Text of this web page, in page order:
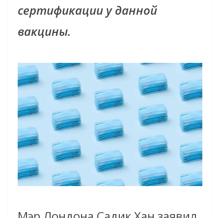
сертификации у данной
вакцины.